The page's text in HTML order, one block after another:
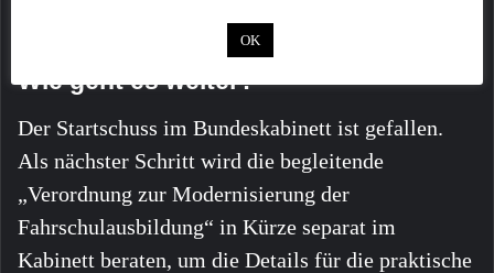
direkt miteinander zu vergleichen.
Wie geht es weiter?
Der Startschuss im Bundeskabinett ist gefallen.
Als nächster Schritt wird die begleitende
„Verordnung zur Modernisierung der
Fahrschulausbildung“ in Kürze separat im
Kabinett beraten, um die Details für die praktische
OK